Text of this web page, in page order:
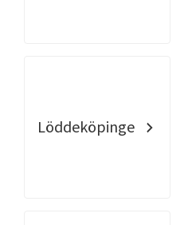
Löddeköpinge